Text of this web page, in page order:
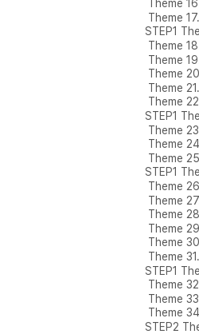
Theme 16.
Theme
STEP1
Theme
Theme
Theme
Theme
Theme
STEP1
Theme
Theme
Theme
STEP1
Theme
Theme
Theme
Theme
Theme
Theme
STEP1
Theme
Theme
Theme
STEP2